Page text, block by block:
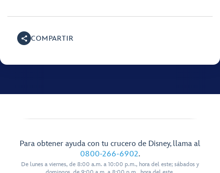
COMPARTIR
Para obtener ayuda con tu crucero de Disney, llama al
0800-266-6902.
De lunes a viernes, de 8:00 a.m. a 10:00 p.m., hora del este; sábados y